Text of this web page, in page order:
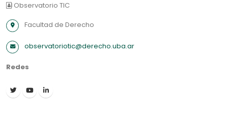
Observatorio TIC
Facultad de Derecho
observatoriotic@derecho.uba.ar
Redes